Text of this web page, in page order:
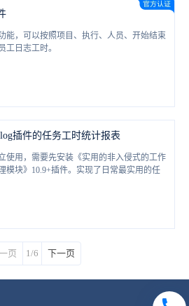
能，可以按照项目、执行、人员、开始结束
工日志工时。
插件的任务工时统计报表
使用，需要先安装《实用的非入侵式的工作
模块》10.9+插件。实现了日常最实用的任
数、成员任务完成率。
页 1/6 下一页